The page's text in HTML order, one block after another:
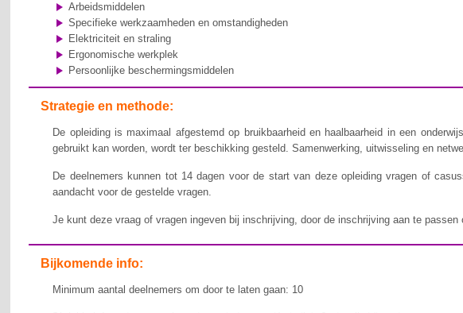
Arbeidsmiddelen
Specifieke werkzaamheden en omstandigheden
Elektriciteit en straling
Ergonomische werkplek
Persoonlijke beschermingsmiddelen
Strategie en methode:
De opleiding is maximaal afgestemd op bruikbaarheid en haalbaarheid in een
gebruikt kan worden, wordt ter beschikking gesteld. Samenwerking, uitwisseling en
De deelnemers kunnen tot 14 dagen voor de start van deze opleiding vragen of
aandacht voor de gestelde vragen.
Je kunt deze vraag of vragen ingeven bij inschrijving, door de inschrijving aan te
Bijkomende info:
Minimum aantal deelnemers om door te laten gaan: 10